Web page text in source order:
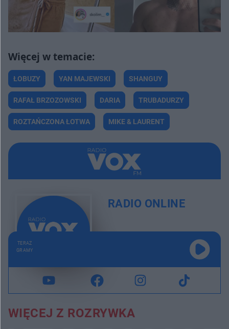
ŁOBUZY YAN MAJEWSKI SHANGUY
RAFAŁ BRZOZOWSKI DARIA TRUBADURZY
ROZTAŃCZONA ŁOTWA MIKE & LAURENT
RADIO ONLINE
TERAZ
GRAMY
WIĘCEJ Z ROZRYWKA